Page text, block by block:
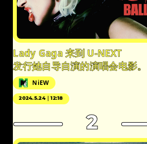
Lady Gaga 来到 U-NEXT
发行她自导自演的演唱会电影。
NiEW
2024.5.24｜12:18
2